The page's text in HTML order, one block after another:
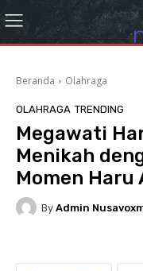
Beranda Olahraga
OLAHRAGA TRENDING
Megawati
Menikah
Momen
By Admin